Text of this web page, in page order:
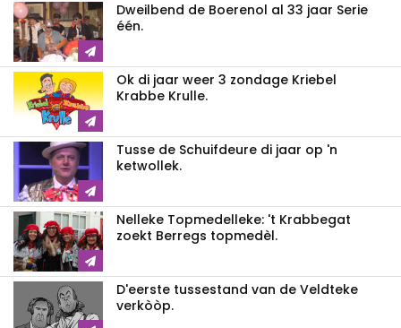
Dweilbend de Boerenol al 33 jaar Serie
één.
Ok di jaar weer 3 zondage Kriebel
Krabbe Krulle.
Tusse de Schuifdeure di jaar op 'n
ketwollek.
Nelleke Topmedelleke: 't Krabbegat
zoekt Berregs topmedèl.
D'eerste tussestand van de Veldteke
verkòòp.